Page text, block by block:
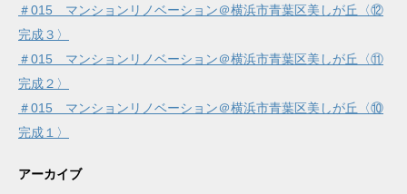
＃015 マンションリノベーション＠横浜市青葉区美しが丘〈⑫
完成３〉
＃015 マンションリノベーション＠横浜市青葉区美しが丘〈⑪
完成２〉
＃015 マンションリノベーション＠横浜市青葉区美しが丘〈⑩
完成１〉
アーカイブ